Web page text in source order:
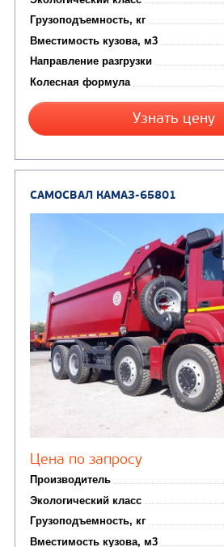
Самосвалы (8)
Седельные тягачи(8)
АВТОБУСЫ
Вахтовые автобусы
Автотопливозаправщики
CHAMELEON (г. Егорьевск)(8)
Молоковозы, водовозы(7)
Автогудронаторы
САМОСВАЛ КАМАЗ-45143